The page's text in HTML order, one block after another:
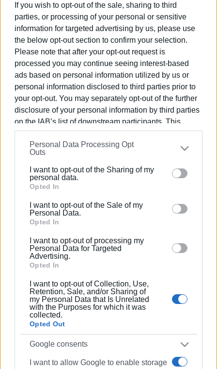
If you wish to opt-out of the sale, sharing to third
parties, or processing of your personal or sensitive
information for targeted advertising by us, please use
the below opt-out section to confirm your selection.
Please note that after your opt-out request is
processed you may continue seeing interest-based
ads based on personal information utilized by us or
personal information disclosed to third parties prior to
your opt-out. You may separately opt-out of the further
disclosure of your personal information by third parties
on the IAB’s list of downstream participants. This
information may also be disclosed by us to third parties
on theIAB’s List of Downstream Participants
that may
further disclose it to other third parties.
Please note that this website/app uses one or more
Google services and may gather and store information
behaviour. You may click to grant or deny consent to
Google and its third-party tags to use your data for
section.
Personal Data Processing Opt
Outs
I want to opt-out of the Sharing of my
personal data.
Opted In
I want to opt-out of the Sale of my
Personal Data.
Opted In
I want to opt-out of processing my
Personal Data for Targeted
Advertising.
Opted In
I want to opt-out of Collection, Use,
Retention, Sale, and/or Sharing of
my Personal Data that Is Unrelated
with the Purposes for which it was
collected.
Opted Out
Google consents
I want to allow Google to enable storage
το δρομολόγιο Πάτρα-Ηγουμενίτσα. Σύμφωνα με τα
πρώτα στοιχεία πρόκειται για έναν 36χρονο αλλοδαπό
που πιθανολογείται, σύμφωνα με την καταγγελία που
έγινε στο λιμενικό, πως έπεσε στη θάλασσα από υπό
γερμανική σημαία πλοίο.
Στις έρευνες συμμετέχουν παραπλέοντα σκάφη καθώς
και αεροπλάνο του λιμενικού. Οι καιρικές συνθήκες
στην περιοχή είναι καλές, ωστόσο μέχρι στιγμής, δεν
έχει εντοπιστεί κανένα ίχνος του 36χρονου.
ΠΗΓΗ-ΦΩΤΟ@Π.Ε.Ν.Ε.Ν - Πανελλήνια Ένωση Ναυτών
Εμφανίσεις: 114
ΕΛΕΝΗ ΚΟΡΩΝΑΚΗ
Εργάζεται στις Εκδόσεις Ενημέρωση από το
1990 σε θέσεις υψηλής ευθύνης. Ειδικεύεται στις
δημόσιες σχέσεις, το ελεύθερο και το
καλλιτεχνικό ρεπορτάζ.
Ακολουθήστε το enimerosi στο